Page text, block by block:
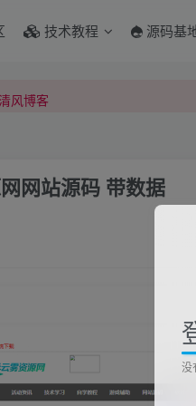
技术教程 源码基
风博客
风博客
网站源码 带数据
没